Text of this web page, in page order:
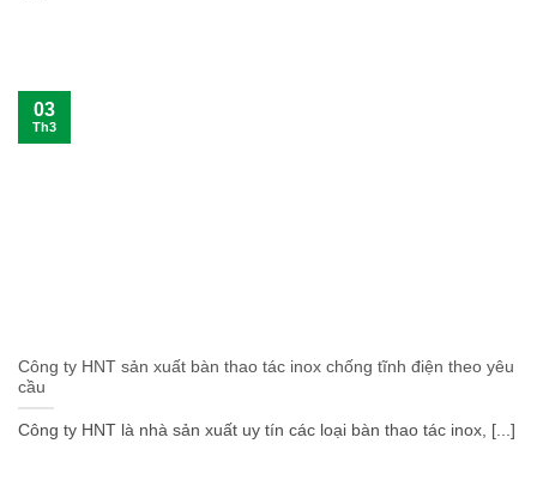
Công ty HNT sản xuất bàn thao tác inox chống tĩnh điện theo yêu
cầu
Công ty HNT là nhà sản xuất uy tín các loại bàn thao tác inox, [...]
03
Th3